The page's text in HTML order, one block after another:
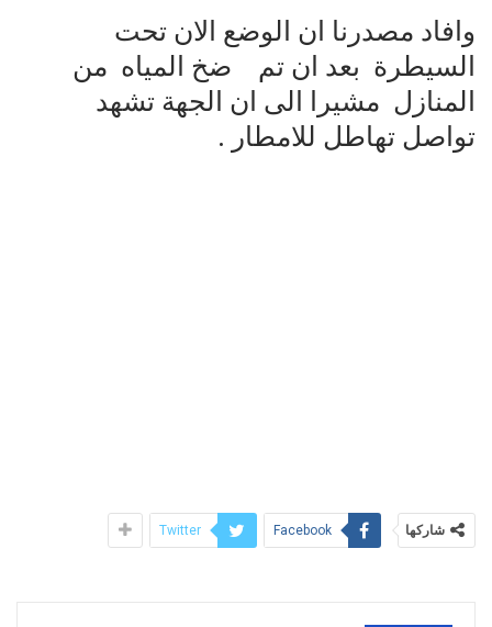
وافاد مصدرنا ان الوضع الان تحت
السيطرة بعد ان تم ضخ المياه من
المنازل مشيرا الى ان الجهة تشهد
تواصل تهاطل للامطار .
شاركها Facebook
Twitter